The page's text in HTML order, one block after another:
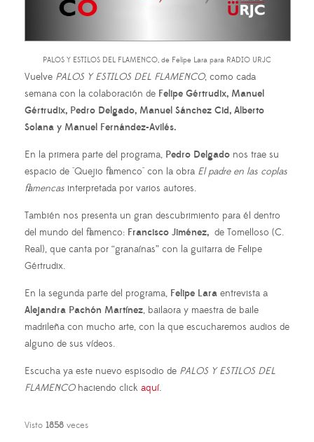
PALOS Y ESTILOS DEL FLAMENCO, de Felipe Lara para RADIO URJC
Vuelve PALOS Y ESTILOS DEL FLAMENCO, como cada
semana con la colaboración de Felipe Gértrudix, Manuel
Gértrudix, Pedro Delgado, Manuel Sánchez Cid, Alberto
Solana y Manuel Fernández-Avilés.
En la primera parte del programa, Pedro Delgado nos trae su
espacio de "Quejio flamenco" con la obra El padre en las coplas
flamencas interpretada por varios autores.
También nos presenta un gran descubrimiento para él dentro
del mundo del flamenco: Francisco Jiménez, de Tomelloso (C.
Real), que canta por “granaínas” con la guitarra de Felipe
Gértrudix.
En la segunda parte del programa, Felipe Lara entrevista a
Alejandra Pachón Martínez, bailaora y maestra de baile
madrileña con mucho arte, con la que escucharemos audios de
alguno de sus vídeos.
Escucha ya este nuevo espisodio de PALOS Y ESTILOS DEL
FLAMENCOhaciendo click aquí.
Visto 1858 veces